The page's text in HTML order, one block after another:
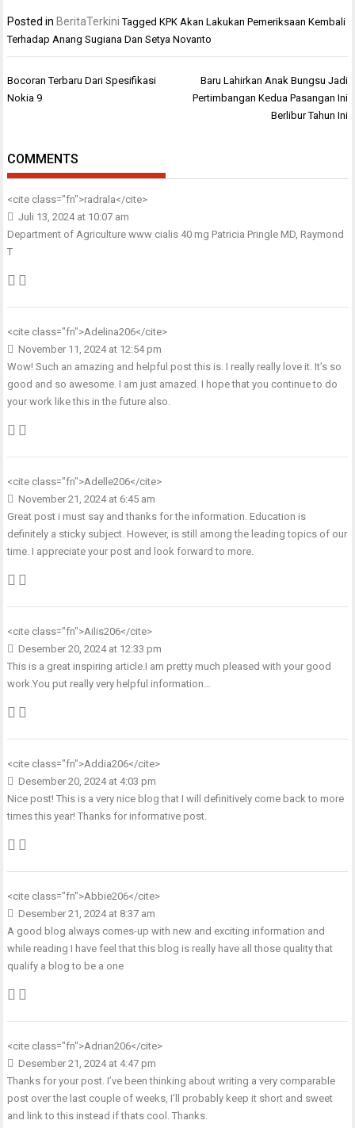
Posted in BeritaTerkini TaggedKPK Akan Lakukan Pemeriksaan Kembali
Terhadap Anang Sugiana Dan Setya Novanto
Navigasi
pos
Bocoran Terbaru Dari Spesifikasi
Nokia 9
Baru Lahirkan Anak Bungsu Jadi
Pertimbangan Kedua Pasangan Ini
Berlibur Tahun Ini
COMMENTS
<cite class="fn">radrala</cite>
Juli 13, 2024 at 10:07 am
Department of Agriculture www cialis 40 mg Patricia Pringle MD, Raymond
T
<cite class="fn">Adelina206</cite>
November 11, 2024 at 12:54 pm
Wow! Such an amazing and helpful post this is. I really really love it. It’s so
good and so awesome. I am just amazed. I hope that you continue to do
your work like this in the future also.
<cite class="fn">Adelle206</cite>
November 21, 2024 at 6:45 am
Great post i must say and thanks for the information. Education is
definitely a sticky subject. However, is still among the leading topics of our
time. I appreciate your post and look forward to more.
<cite class="fn">Ailis206</cite>
Desember 20, 2024 at 12:33 pm
This is a great inspiring article.I am pretty much pleased with your good
work.You put really very helpful information…
<cite class="fn">Addia206</cite>
Desember 20, 2024 at 4:03 pm
Nice post! This is a very nice blog that I will definitively come back to more
times this year! Thanks for informative post.
<cite class="fn">Abbie206</cite>
Desember 21, 2024 at 8:37 am
A good blog always comes-up with new and exciting information and
while reading I have feel that this blog is really have all those quality that
qualify a blog to be a one
<cite class="fn">Adrian206</cite>
Desember 21, 2024 at 4:47 pm
Thanks for your post. I’ve been thinking about writing a very comparable
post over the last couple of weeks, I’ll probably keep it short and sweet
and link to this instead if thats cool. Thanks.